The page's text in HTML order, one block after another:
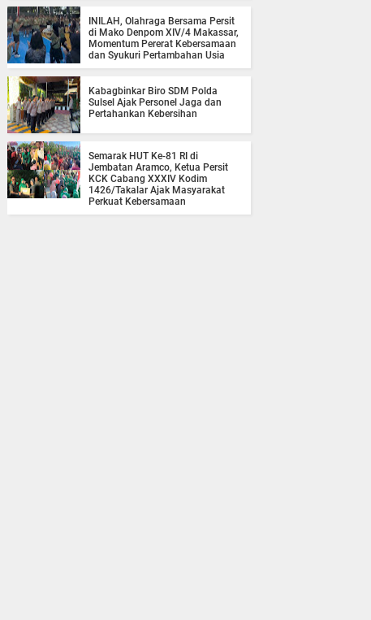
INILAH, Olahraga Bersama Persit
di Mako Denpom XIV/4 Makassar,
Momentum Pererat Kebersamaan
dan Syukuri Pertambahan Usia
Kabagbinkar Biro SDM Polda
Sulsel Ajak Personel Jaga dan
Pertahankan Kebersihan
Semarak HUT Ke-81 RI di
Jembatan Aramco, Ketua Persit
KCK Cabang XXXIV Kodim
1426/Takalar Ajak Masyarakat
Perkuat Kebersamaan